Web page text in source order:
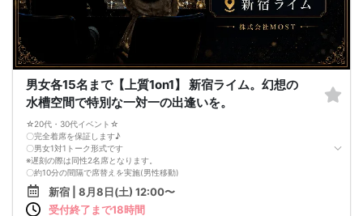
〒160-0023
東京都新宿区西新宿6丁目6-2
新宿国際ビルディング 地下1階
※ヒルトン東京地下1階「ヒルトピア」内
■最少催行人数
10名
■中止について
開催前日18:00までに規定人数に達しない場合、中止とする場合があります。
※開催確定後は原則開催します。
・営業、勧誘、ネットワークビジネス目的の参加禁止
・迷惑行為、泥酔、しつこい連絡先交換禁止
・受付時に年齢確認、本人確認を行う場合があります
・スタッフの案内にご協力ください
■キャンセル規定
・開催3日前まで：無料
・開催2日前〜前日：参加費の50％
・当日、無断キャンセル：参加費の100％
男女各15名まで【上質1on1】 新宿ライム。幻想の
水槽空間で特別な一対一の出逢いを。
☆20代・30代イベント☆
〇完全着席を保証します♪
〇男女1対1トーク形式です
※遅刻の際は同性2名席となります。
〇約10分の間隔で席替えを実施(男性移動)
〇スタッフが最後まで席替えいたします
〇お酒含むドリンク飲み放題
〇美味しい食事つき
新宿 | 8月8日(土) 12:00〜
受付終了まで18時間